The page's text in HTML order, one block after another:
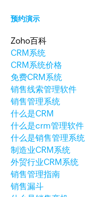
预约演示
Zoho百科
CRM系统
CRM系统价格
免费CRM系统
销售线索管理软件
销售管理系统
什么是CRM
什么是crm管理软件
什么是销售管理系统
制造业CRM系统
外贸行业CRM系统
销售管理指南
销售漏斗